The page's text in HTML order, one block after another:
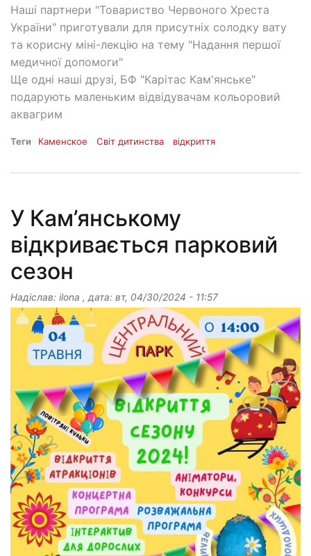
Наші партнери "Товариство Червоного Хреста
України" приготували для присутніх солодку вату
та корисну міні-лекцію на тему "Надання першої
медичної допомоги"
Ще одні наші друзі, БФ "Карітас Кам'янське"
подарують маленьким відвідувачам кольоровий
аквагрим
Теги Каменское Світ дитинства відкриття
У Кам’янському
відкривається парковий
сезон
Надіслав: ilona , дата: вт, 04/30/2024 - 11:57